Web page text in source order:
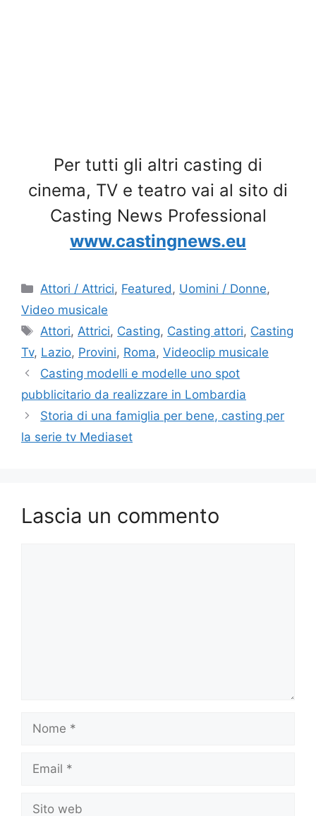
Per tutti gli altri casting di
cinema, TV e teatro vai al sito di
Casting News Professional
www.castingnews.eu
Categorie
Attori / Attrici, Featured , Uomini / Donne,
Video musicale
Tag
Attori, Attrici, Casting, Casting attori, Casting
Tv, Lazio, Provini, Roma, Videoclip musicale
Casting modelli e modelle uno spot
pubblicitario da realizzare in Lombardia
Storia di una famiglia per bene, casting per
la serie tv Mediaset
Lascia un commento